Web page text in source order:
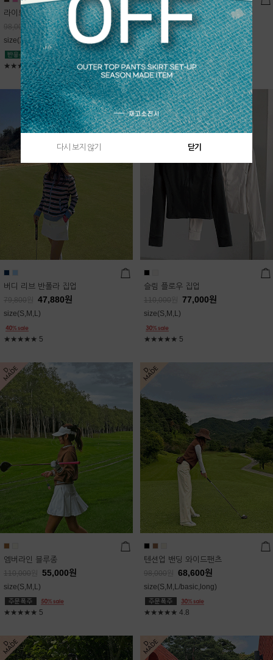
라이트데님 핀턱 스커트
98,000원 68,600원
size(XS,S,M,L)
★★★★★5
블룸 하이넥 니트집업
Sold Out
free(44~66)
★★★★★4.9
버디 리브 반폴라 집업
79,800 47,880원
size(S,M,L)
★★★★★ 5
슬림 플로우 집업
110,000 77,000원
size(S,M,L)
★★★★★ 5
엠버라인 블루종
110,000 55,000원
size(S,M,L)
★★★★★ 5
텐션업 밴딩 와이드팬츠
98,000 68,600원
size(S,M,L/basic,long)
★★★★★ 4.8
다시 보지 않기 닫기